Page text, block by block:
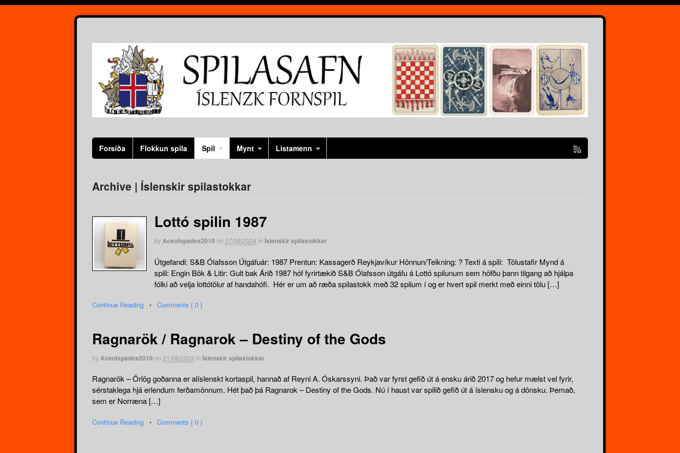
Forsíða Flokkun spila Spil Mynt Listamenn
Archive | Íslenskir spilastokkar
Lottó spilin 1987
byAceofspades2010 on 07/09/2024 in Íslenskir spilastokkar
Útgefandi: S&B Ólafsson Útgáfuár: 1987 Prentun: Kassagerð Reykjavíkur Hönnun/Teikning: ? Texti á spili: Tölustafir Mynd á
spili: Engin Bök & Litir: Gult bak Árið 1987 hóf fyrirtækið S&B Ólafsson útgáfu á Lottó spilunum sem höfðu þann tilgang að hjálpa
fólki að velja lottótölur af handahófi. Hér er um að ræða spilastokk með 32 spilum í og er hvert spil merkt með einni tölu […]
Continue Reading • Comments { 0 }
Ragnarök / Ragnarok – Destiny of the Gods
byAceofspades2010 on 21/08/2024 in Íslenskir spilastokkar
Ragnarök – Örlög goðanna er alíslenskt kortaspil, hannað af Reyni A. Óskarssyni. Það var fyrst gefið út á ensku árið 2017 og hefur mælst vel fyrir,
sérstaklega hjá erlendum ferðamönnum. Hét það þá Ragnarok – Destiny of the Gods. Nú í haust var spilið gefið út á íslensku og á dönsku. Þemað,
sem er Norræna […]
Continue Reading • Comments { 0 }